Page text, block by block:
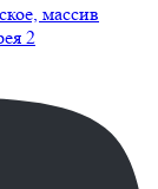
массив
2